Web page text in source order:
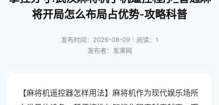
将开局怎么布局占优势-攻略科普
发布时间：2026-08-09｜阅读：1
发布者：发凑网
【麻将机遥控器怎样用法】麻将机作为现代娱乐场所